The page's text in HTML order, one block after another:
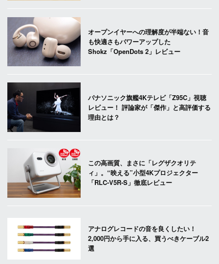
オープンイヤーへの理解度が半端ない！音
も快適さもパワーアップした
Shokz「OpenDots 2」レビュー
パナソニック旗艦4Kテレビ「Z95C」視聴
レビュー！ 評論家が「傑作」と高評価する
理由とは？
この高画質、まさに「レグザクオリテ
ィ」。“映える”小型4Kプロジェクター
「RLC-V5R-S」徹底レビュー
アナログレコードの音を良くしたい！
2,000円から手に入る、買うべきケーブル2
選